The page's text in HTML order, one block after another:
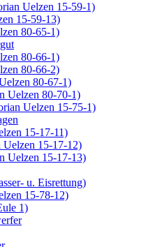
Uelzen 15-59-1)
15-59-13)
80-65-1)
80-66-1)
80-66-2)
80-67-1)
Uelzen 80-70-1)
Uelzen 15-75-1)
15-17-11)
15-17-12)
Uelzen 15-17-13)
u. Eisrettung)
15-78-12)
1)